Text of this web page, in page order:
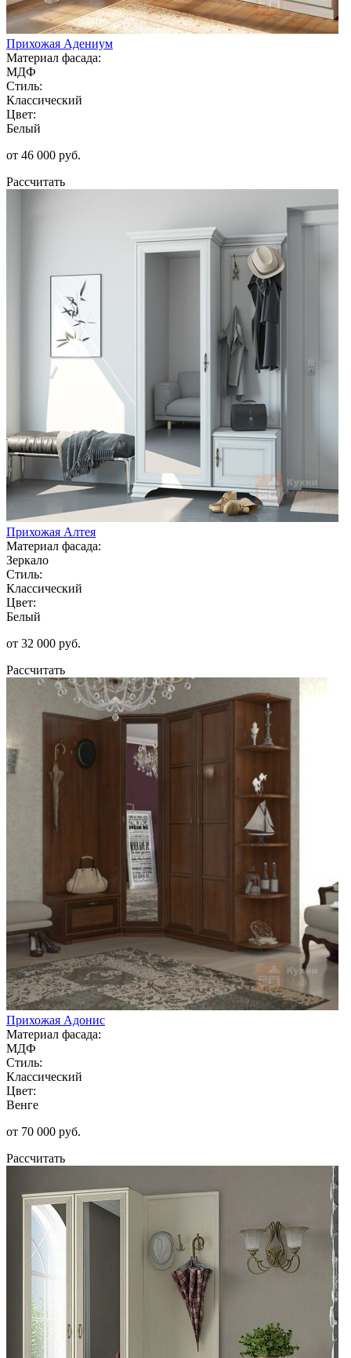
Прихожая Адениум
Материал фасада:
МДФ
Стиль:
Классический
Цвет:
Белый
от 46 000 руб.
Рассчитать
Прихожая Алтея
Материал фасада:
Зеркало
Стиль:
Классический
Цвет:
Белый
от 32 000 руб.
Рассчитать
Прихожая Адонис
Материал фасада:
МДФ
Стиль:
Классический
Цвет:
Венге
от 70 000 руб.
Рассчитать